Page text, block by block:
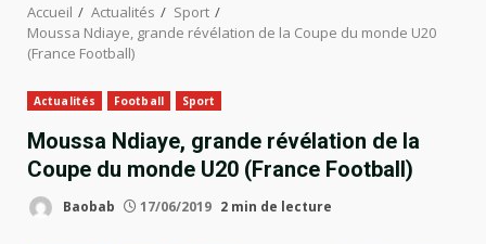
Accueil Actualités
Sport
Moussa Ndiaye, grande révélation de la Coupe du monde U20
(France Football)
Actualités Football Sport
Moussa Ndiaye, grande révélation de la
Coupe du monde U20 (France Football)
Baobab 17/06/2019 2 min de lecture